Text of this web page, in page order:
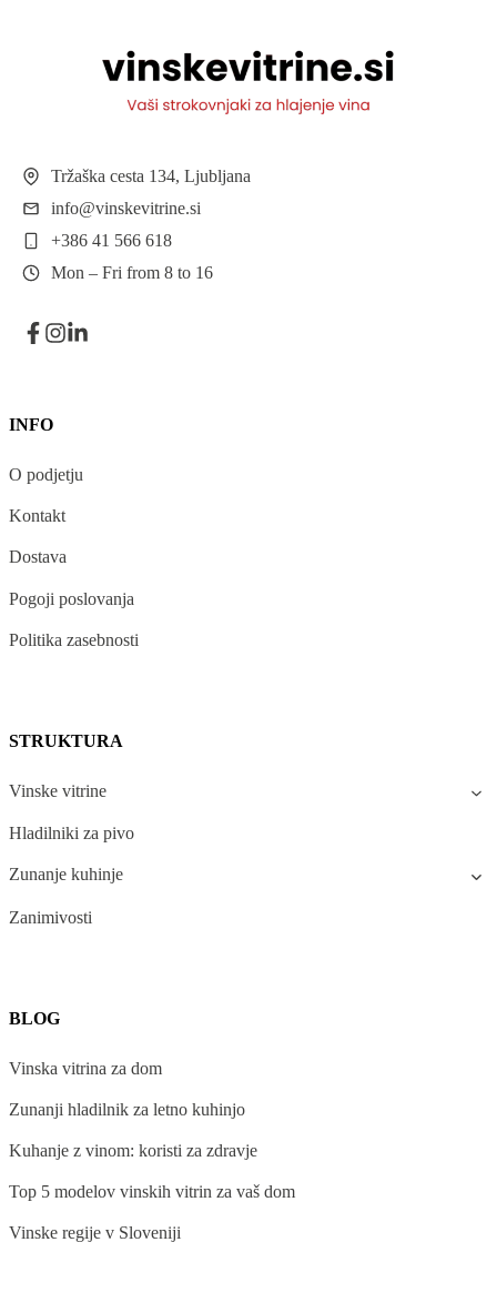
Tržaška cesta 134, Ljubljana
info@vinskevitrine.si
+386 41 566 618
Mon – Fri from 8 to 16
INFO
O podjetju
Kontakt
Dostava
Pogoji poslovanja
Politika zasebnosti
STRUKTURA
Vinske vitrine
Hladilniki za pivo
Zunanje kuhinje
Zanimivosti
BLOG
Vinska vitrina za dom
Zunanji hladilnik za letno kuhinjo
Kuhanje z vinom: koristi za zdravje
Top 5 modelov vinskih vitrin za vaš dom
Vinske regije v Sloveniji